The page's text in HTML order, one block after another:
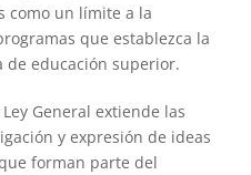
como un límite a la
que establezca la
educación superior.
General extiende las
y expresión de ideas
forman parte del